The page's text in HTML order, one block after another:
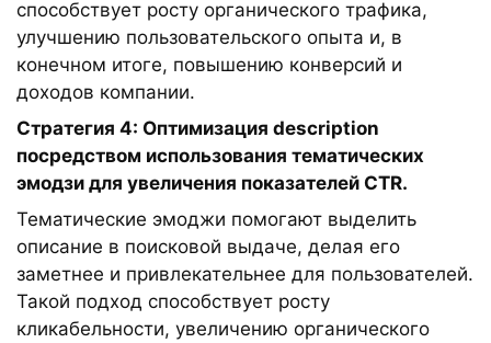
способствует росту органического трафика,
улучшению пользовательского опыта и, в
конечном итоге, повышению конверсий и
доходов компании.
Стратегия 4: Оптимизация description
посредством использования тематических
эмодзи для увеличения показателей CTR.
Тематические эмоджи помогают выделить
описание в поисковой выдаче, делая его
заметнее и привлекательнее для пользователей.
Такой подход способствует росту
кликабельности, увеличению органического